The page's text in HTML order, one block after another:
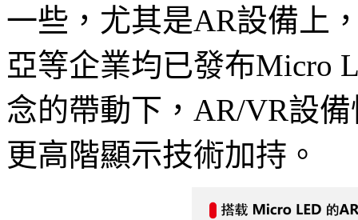
一些，尤其是AR設備上
亞等企業均已發布Micro
念的帶動下，AR/VR設
更高階顯示技術加持。